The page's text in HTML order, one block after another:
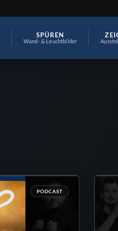
SPÜREN
Wand- & Leuchtbilder
PODCAST